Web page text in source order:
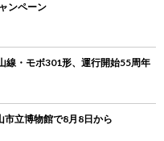
ンペーン
・モボ301形、運行開始55周年
立博物館で8月8日から